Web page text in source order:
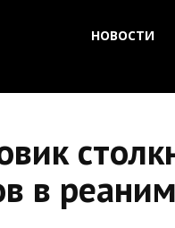
НОВОСТИ
в